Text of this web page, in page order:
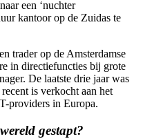
een ‘nuchter
kantoor op de Zuidas te
trader op de Amsterdamse
in directiefuncties bij grote
De laatste drie jaar was
is verkocht aan het
providers in Europa.
gestapt?